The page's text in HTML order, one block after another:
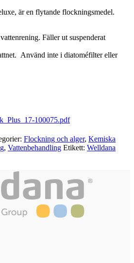
är en flytande flockningsmedel.
Fäller ut suspenderat
Använd inte i diatoméfilter eller
100075.pdf
Flockning och alger, Kemiska
, Vattenbehandling Etikett: Welldana